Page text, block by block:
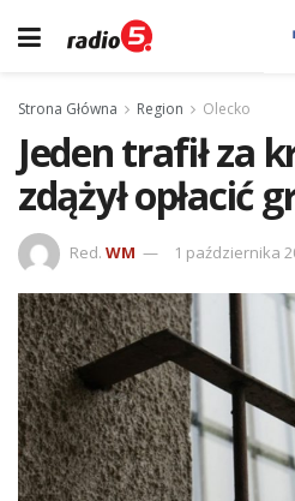
Strona Główna Region Olecko
Jeden trafił za
zdążył opłacić
Red. WM 1 października